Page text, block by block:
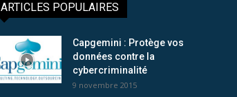
ARTICLES POPULAIRES
Capgemini : Protège vos
données contre la
cybercriminalité
9 novembre 2015